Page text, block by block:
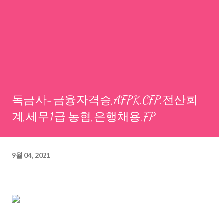
독금사-금융자격증,AFPK,CFP,전산회
계,세무1급,농협,은행채용,FP
9월 04, 2021